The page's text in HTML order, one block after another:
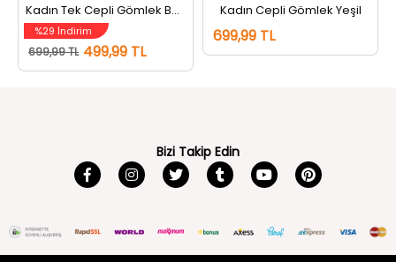
Kadın Tek Cepli Gömlek Beyaz
%29 İndirim
699,99 TL 499,99 TL
Kadın Cepli Gömlek Yeşil
699,99 TL
Bizi Takip Edin